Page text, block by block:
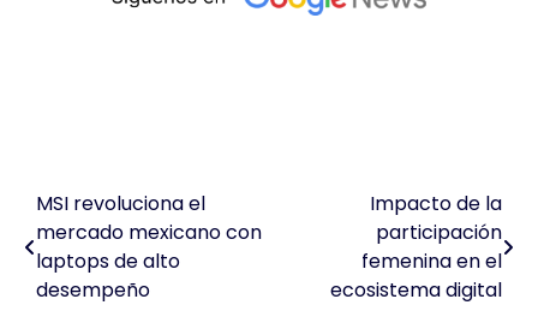
Navegación
de
entradas
MSI revoluciona el
mercado mexicano con
laptops de alto
desempeño
Impacto de la
participación
femenina en el
ecosistema digital